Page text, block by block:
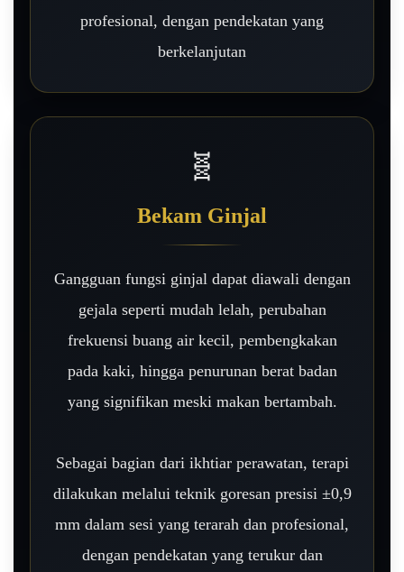
profesional, dengan pendekatan yang
berkelanjutan
🧬
Bekam Ginjal
Gangguan fungsi ginjal dapat diawali dengan
gejala seperti mudah lelah, perubahan
frekuensi buang air kecil, pembengkakan
pada kaki, hingga penurunan berat badan
yang signifikan meski makan bertambah.
Sebagai bagian dari ikhtiar perawatan, terapi
dilakukan melalui teknik goresan presisi ±0,9
mm dalam sesi yang terarah dan profesional,
dengan pendekatan yang terukur dan